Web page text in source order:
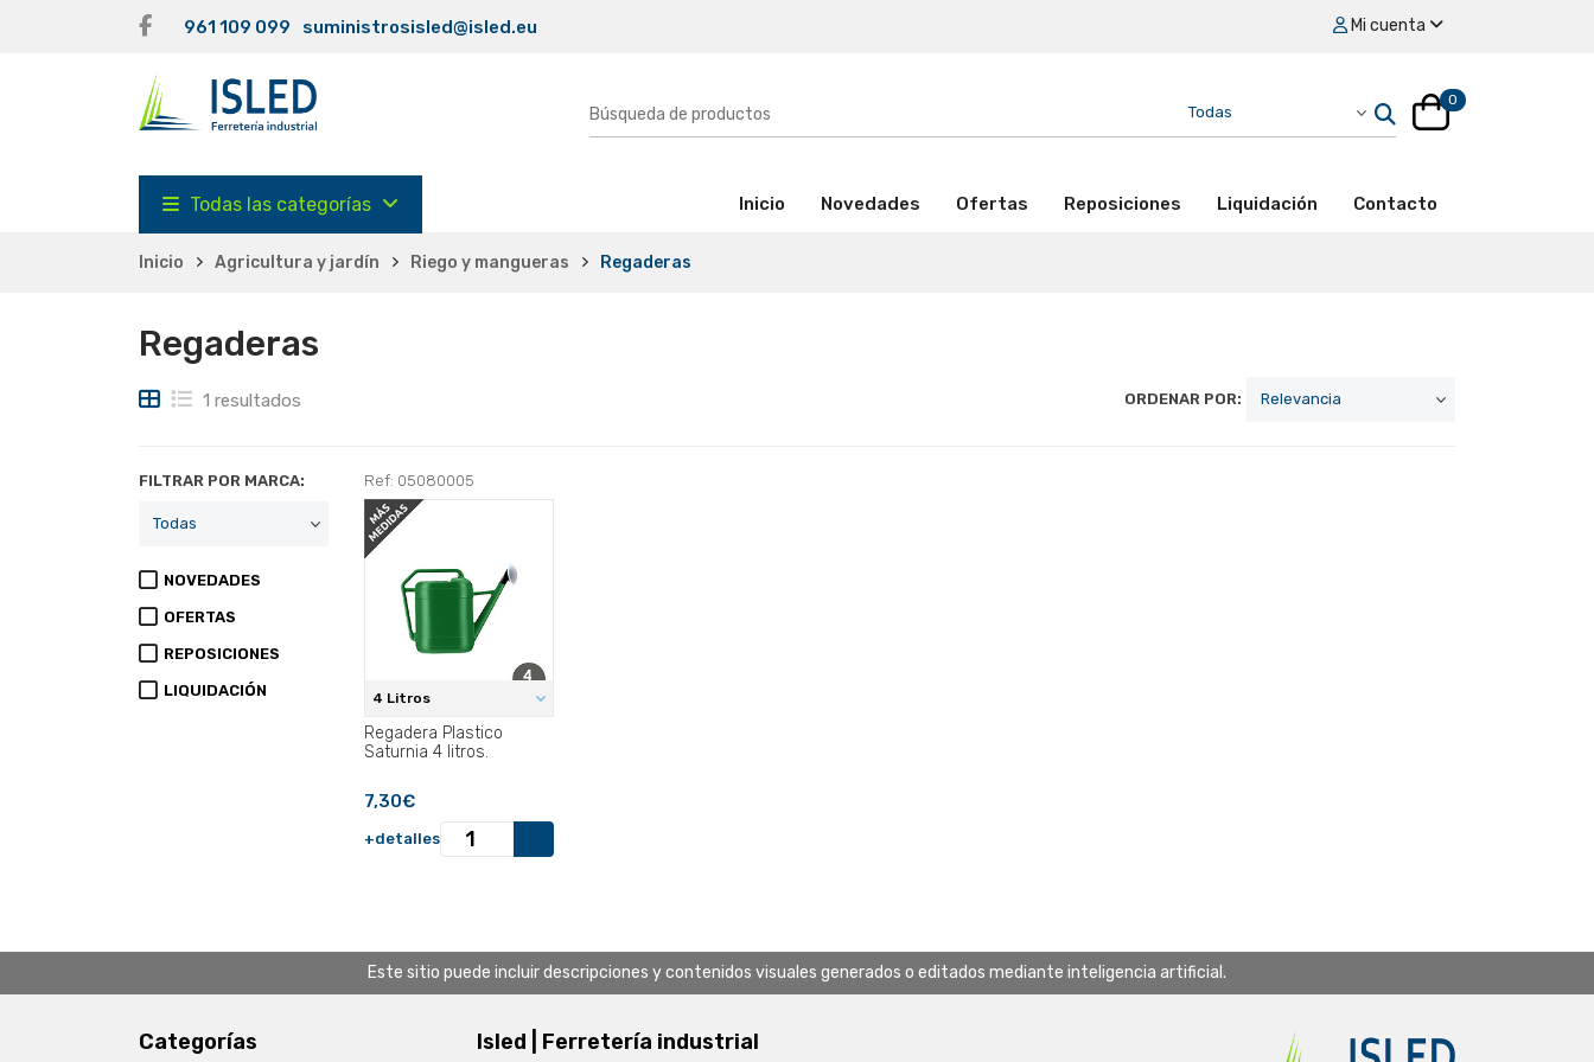
961 109 099 suministrosisled@isled.eu Mi cuenta
0
Todas las categorías Inicio (activo)Novedades Ofertas Reposiciones Liquidación Contacto
Inicio Agricultura y jardín Riego y mangueras Regaderas
Regaderas
1 resultados ORDENAR POR:
FILTRAR POR MARCA:
NOVEDADES
OFERTAS
REPOSICIONES
LIQUIDACIÓN
Ref: 05080005
4 Litros
Regadera Plastico
Saturnia 4 litros.
7,30€
+detalles
Este sitio puede incluir descripciones y contenidos visuales generados o editados mediante inteligencia artificial.
Categorías Isled | Ferretería industrial